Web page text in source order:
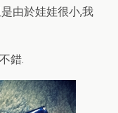
由於娃娃很小,我
錯.